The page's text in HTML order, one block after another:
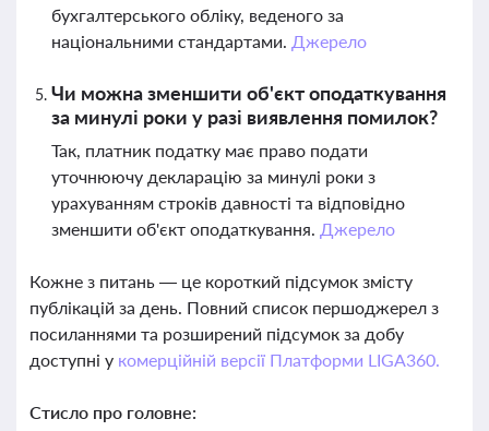
бухгалтерського обліку, веденого за
національними стандартами. Джерело
Чи можна зменшити об'єкт оподаткування
за минулі роки у разі виявлення помилок?
Так, платник податку має право подати
уточнюючу декларацію за минулі роки з
урахуванням строків давності та відповідно
зменшити об'єкт оподаткування. Джерело
Кожне з питань — це короткий підсумок змісту
публікацій за день. Повний список першоджерел з
посиланнями та розширений підсумок за добу
доступні у комерційній версії Платформи LIGA360.
Стисло про головне: